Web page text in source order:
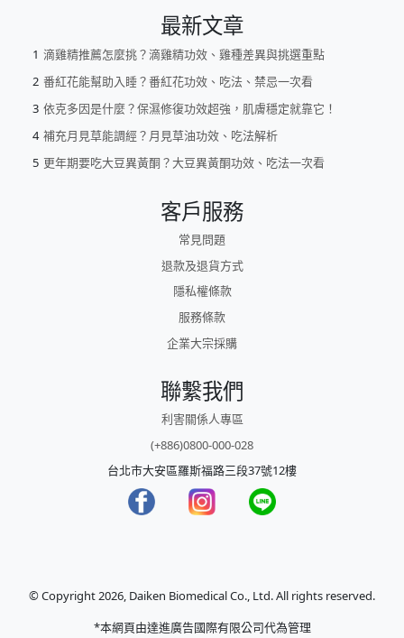
最新文章
滴雞精推薦怎麼挑？滴雞精功效、雞種差異與挑選重點
番紅花能幫助入睡？番紅花功效、吃法、禁忌一次看
依克多因是什麼？保濕修復功效超強，肌膚穩定就靠它！
補充月見草能調經？月見草油功效、吃法解析
更年期要吃大豆異黃酮？大豆異黃酮功效、吃法一次看
客戶服務
常見問題
退款及退貨方式
隱私權條款
服務條款
企業大宗採購
聯繫我們
利害關係人專區
(+886)0800-000-028
台北市大安區羅斯福路三段37號12樓
© Copyright 2026, Daiken Biomedical Co., Ltd. All rights reserved.
*本網頁由達進廣告國際有限公司代為管理